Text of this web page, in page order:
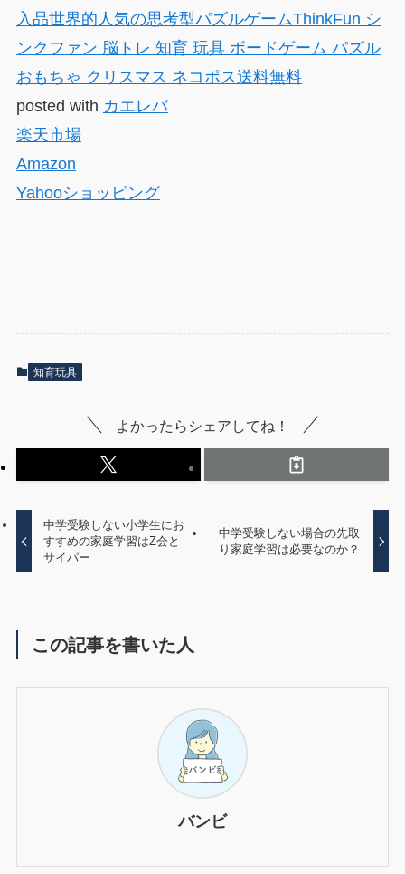
入品世界的人気の思考型パズルゲームThinkFun シ
ンクファン 脳トレ 知育 玩具 ボードゲーム パズル
おもちゃ クリスマス ネコポス送料無料
posted with カエレバ
楽天市場
Amazon
Yahooショッピング
知育玩具
よかったらシェアしてね！
中学受験しない小学生にお
すすめの家庭学習はZ会と
サイパー
中学受験しない場合の先取
り家庭学習は必要なのか？
この記事を書いた人
バンビ